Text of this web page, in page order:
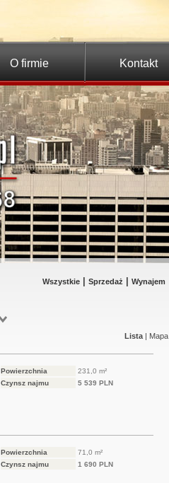
O firmie Kontakt
Wszystkie| Sprzedaż Wynajem
Lista| Mapa
Powierzchnia
231,0 m²
Czynsz najmu
5 539 PLN
Powierzchnia
71,0 m²
Czynsz najmu
1 690 PLN